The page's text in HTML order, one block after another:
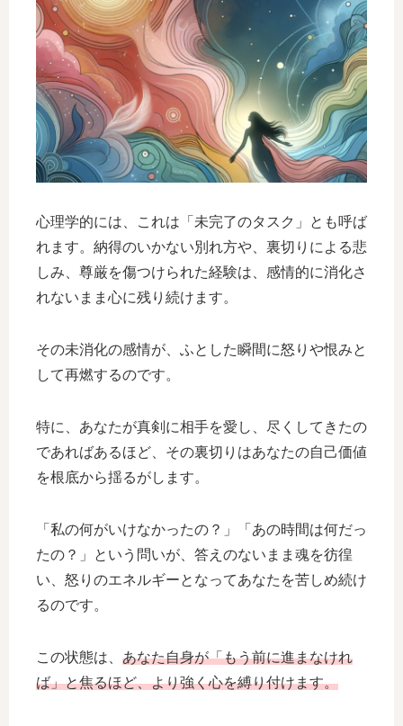
心理学的には、これは「未完了のタスク」とも呼ば
れます。納得のいかない別れ方や、裏切りによる悲
しみ、尊厳を傷つけられた経験は、感情的に消化さ
れないまま心に残り続けます。
その未消化の感情が、ふとした瞬間に怒りや恨みと
して再燃するのです。
特に、あなたが真剣に相手を愛し、尽くしてきたの
であればあるほど、その裏切りはあなたの自己価値
を根底から揺るがします。
「私の何がいけなかったの？」「あの時間は何だっ
たの？」という問いが、答えのないまま魂を彷徨
い、怒りのエネルギーとなってあなたを苦しめ続け
るのです。
この状態は、 あなた自身が「もう前に進まなけれ
ば」と焦るほど、より強く心を縛り付けます。